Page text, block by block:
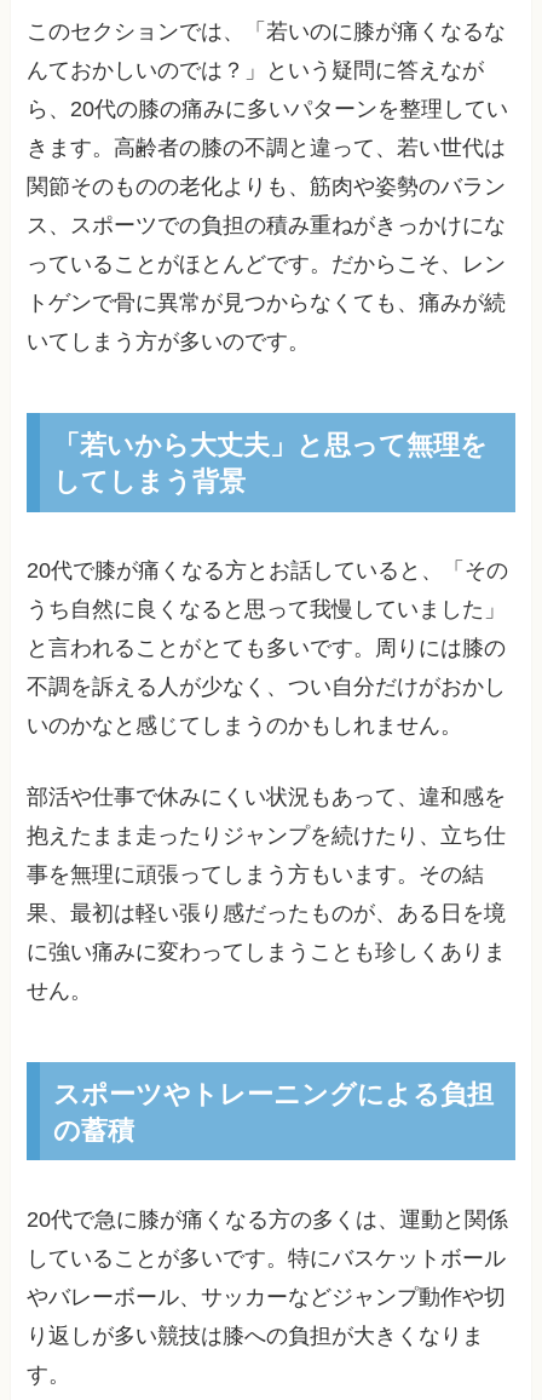
このセクションでは、「若いのに膝が痛くなるな
んておかしいのでは？」という疑問に答えなが
ら、20代の膝の痛みに多いパターンを整理してい
きます。高齢者の膝の不調と違って、若い世代は
関節そのものの老化よりも、筋肉や姿勢のバラン
ス、スポーツでの負担の積み重ねがきっかけにな
っていることがほとんどです。だからこそ、レン
トゲンで骨に異常が見つからなくても、痛みが続
いてしまう方が多いのです。
「若いから大丈夫」と思って無理を
してしまう背景
20代で膝が痛くなる方とお話していると、「その
うち自然に良くなると思って我慢していました」
と言われることがとても多いです。周りには膝の
不調を訴える人が少なく、つい自分だけがおかし
いのかなと感じてしまうのかもしれません。
部活や仕事で休みにくい状況もあって、違和感を
抱えたまま走ったりジャンプを続けたり、立ち仕
事を無理に頑張ってしまう方もいます。その結
果、最初は軽い張り感だったものが、ある日を境
に強い痛みに変わってしまうことも珍しくありま
せん。
スポーツやトレーニングによる負担
の蓄積
20代で急に膝が痛くなる方の多くは、運動と関係
していることが多いです。特にバスケットボール
やバレーボール、サッカーなどジャンプ動作や切
り返しが多い競技は膝への負担が大きくなりま
す。